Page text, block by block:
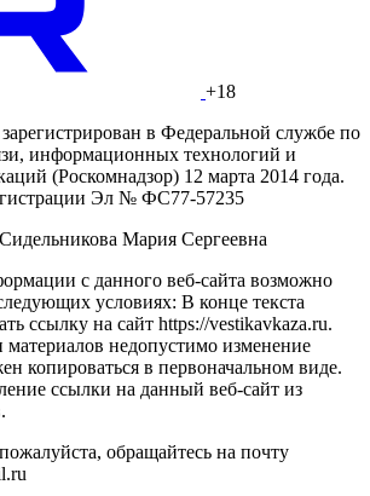
+18
в Федеральной службе по
информационных технологий и
(Роскомнадзор) 12 марта 2014 года.
Эл № ФС77-57235
Мария Сергеевна
с данного веб-сайта возможно
условиях: В конце текста
ссылку на сайт https://vestikavkaza.ru.
недопустимо изменение
копироваться в первоначальном виде.
ссылки на данный веб-сайт из
обращайтесь на почту